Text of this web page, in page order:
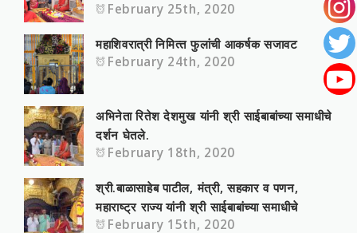
February 25th, 2020
महाशिवरात्री निमित्‍त फुलांची आकर्षक सजावट
February 24th, 2020
अभिनेता रितेश देशमुख यांनी श्री साईबाबांच्या समाधीचे
दर्शन घेतले.
February 18th, 2020
श्री.बाळासाहे‍ब पाटील, मंत्री, सहकार व पणन,
महाराष्‍ट्र राज्‍य यांनी श्री साईबाबांच्या समाधीचे
February 15th, 2020